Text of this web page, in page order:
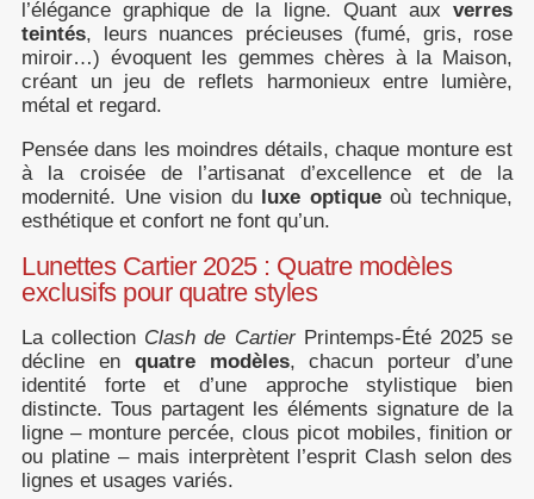
l’élégance graphique de la ligne. Quant aux verres
teintés, leurs nuances précieuses (fumé, gris, rose
miroir…) évoquent les gemmes chères à la Maison,
créant un jeu de reflets harmonieux entre lumière,
métal et regard.
Pensée dans les moindres détails, chaque monture est
à la croisée de l’artisanat d’excellence et de la
modernité. Une vision du luxe optiqueoù technique,
esthétique et confort ne font qu’un.
Lunettes Cartier 2025 : Quatre modèles
exclusifs pour quatre styles
La collection Clash de CartierPrintemps-Été 2025 se
décline en quatre modèles, chacun porteur d’une
identité forte et d’une approche stylistique bien
distincte. Tous partagent les éléments signature de la
ligne – monture percée, clous picot mobiles, finition or
ou platine – mais interprètent l’esprit Clash selon des
lignes et usages variés.